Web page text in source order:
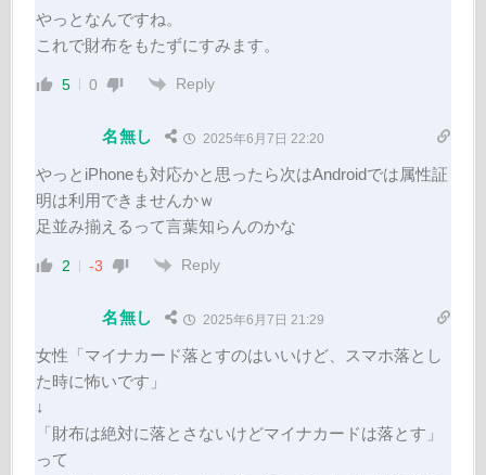
やっとなんですね。
これで財布をもたずにすみます。
5 0 Reply
名無し 2025年6月7日 22:20
やっとiPhoneも対応かと思ったら次はAndroidでは属性証
明は利用できませんかｗ
足並み揃えるって言葉知らんのかな
2 -3 Reply
名無し 2025年6月7日 21:29
女性「マイナカード落とすのはいいけど、スマホ落とし
た時に怖いです」
↓
「財布は絶対に落とさないけどマイナカードは落とす」
って